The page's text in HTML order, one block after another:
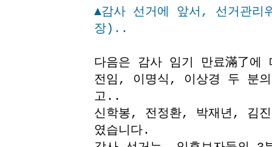
▲감사 선거에 앞서, 선거관리
장)..
다음은 감사 임기 만료滿了
전임, 이명식, 이상경 두 분
고..
신학봉, 전정환, 박재년, 김
였습니다.